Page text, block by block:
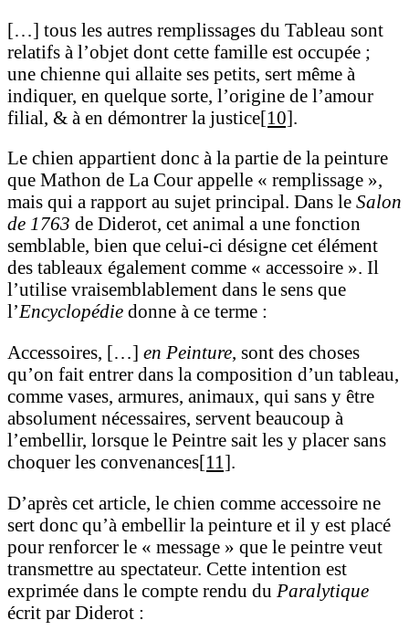
[…] tous les autres remplissages du Tableau sont
relatifs à l’objet dont cette famille est occupée ;
une chienne qui allaite ses petits, sert même à
indiquer, en quelque sorte, l’origine de l’amour
filial, & à en démontrer la justice[10]
Le chien appartient donc à la partie de la peinture
que Mathon de La Cour appelle « remplissage »,
mais qui a rapport au sujet principal. Dans le Salon
de 1763 de Diderot, cet animal a une fonction
semblable, bien que celui-ci désigne cet élément
des tableaux également comme « accessoire ». Il
l’utilise vraisemblablement dans le sens que
l’Encyclopédie donne à ce terme :
Accessoires, […] en Peinture, sont des choses
qu’on fait entrer dans la composition d’un tableau,
comme vases, armures, animaux, qui sans y être
absolument nécessaires, servent beaucoup à
l’embellir, lorsque le Peintre sait les y placer sans
choquer les convenances[11].
D’après cet article, le chien comme accessoire ne
sert donc qu’à embellir la peinture et il y est placé
pour renforcer le « message » que le peintre veut
transmettre au spectateur. Cette intention est
exprimée dans le compte rendu du Paralytique
écrit par Diderot :